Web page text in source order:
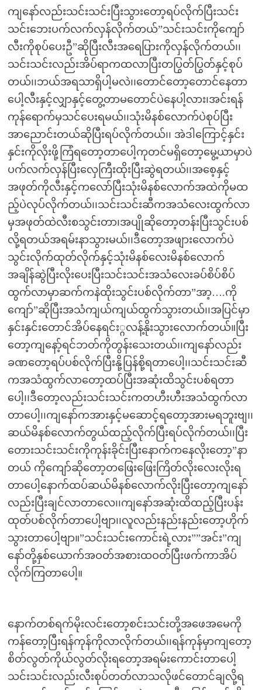
ကျနော်လည်းသင်းသင်းပြီးသွားတော့ရပ်လိုက်ပြီးသင်း
သင်းဘေးပက်လက်လှန်လိုက်တယ်”သင်းသင်းကိုကျော်
လီးကိုစုပ်ပေးဦ”ဆိုပြီးလီးအရေပြားကိုလှန်လိုက်တယ်၊၊
သင်းသင်းလည်းအိပ်ရာကထလာပြီးတပြွတ်ပြွတ်နှင့်စုပ်
တယ်၊၊ဘယ်အရသာရှိပါ့မလဲ၊၊တောင်တော့တောင်နေတာ
ပေါ့လီးနှင့်လျှာနှင့်တွေ့တာမတောင်ပဲနေပါ့လား၊အင်းရန်
ကုန်ရောက်မှသင်ပေးရမယ်၊၊သုံးမိနစ်လောက်ပဲစုပ်ပြီး
အာညောင်းတယ်ဆိုပြီးရပ်လိုက်တယ်၊၊ အဲဒါကြောင့်နှင်း
နှင်းကိုလိုးဖို့ကြံရတော့တာပေါ့ကုတင်မရှိတော့မွေ့ယာမှာပဲ
ပက်လက်လှန်ပြီးလှေကြီးထိုးပြီးဆွဲရတယ်၊၊အစေ့နှင့်
အဖုတ်ကိုလီးနှင့်ကလော်ပြီးသုံးမိနစ်လောက်အထဲကိုမထ
ည့်ပဲလုပ်လိုက်တယ်၊၊သင်းသင်းဆီကအသံလေးထွက်လာ
မှအဖုတ်ထဲလီးစသွင်းတာ၊အပျိုဆိုတော့တန်းပြီးသွင်းပစ်
လို့ရတယ်အရမ်းနာသွားမယ်၊၊ဒီတော့အဖျားလောက်ပဲ
သွင်းလိုက်ထုတ်လိုက်နှင့်သုံးမိနစ်လေးမိနစ်လောက်
အချိန်ဆွဲပြီးလိုးပေးပြီးသင်းသင်းအသံလေးခပ်စိပ်စိပ်
ထွက်လာမှာဆက်ကနဲထိုးသွင်းပစ်လိုက်တာ”အာ့….ကို
ကျော်”ဆိုပြီးအသံကျယ်ကျယ်ထွက်သွားတယ်၊၊အပြင်မှာ
နှင်းနှင်းတောင်အိပ်နေရင်း္ဂလန့်နိုးသွားလောက်တယ်။ပြီး
တော့ကျနော့်ရင်ဘတ်ကိုတွန်းသေးတယ်၊၊ကျနော်လည်း
ခဏတော့ရပ်ပစ်လိုက်ပြီးနို့ပြန်စို့ရတာပေါ့၊၊သင်းသင်းဆီ
ကအသံထွက်လာတော့ထပ်ပြီးအဆုံးထိသွင်းပစ်ရတာ
ပေါ့၊၊ဒီတော့လည်းသင်းသင်းကတဟီးဟီးအသံထွက်လာ
တာပေါ့၊၊ကျနော်ကအားနှင့်မဆောင့်ရတော့အားမရဘူးဗျ၊၊
ဆယ်မိနစ်လောက်တွယ်ထည့်လိုက်ပြီးရပ်လိုက်တယ်၊၊ပြီး
တေားသင်းသင်းကိုကုန်းခိုင်းပြီးနောက်ကနေလိုးတော့”နာ
တယ် ကိုကျော်ဆိုတော့တဖြေးဖြေးကြိတ်လိုးလေးလိုးရ
တာပေါ့နောက်ထပ်ဆယ်မိနစ်လောက်လိုးပြီးတော့ကျနော်
လည်းပြီးချင်လာတာလေ၊၊ကျနော်အဆုံးထိထည့်ပြီးပန်း
ထုတ်ပစ်လိုက်တာပေါ့ဗျာ၊၊လူလည်းနည်းနည်းတော့ဟိုက်
သွားတာပေါ့ဗျာ။”သင်းသင်းကောင်းရဲ့လား””အင်း”ကျ
နော်တို့နှစ်ယောက်အဝတ်အစားထဝတ်ပြီးဖက်ကာအိပ်
လိုက်ကြတာပေါ့။
နောက်တစ်ရက်မိုးလင်းတော့စင်းသင်းတို့အဖေအမေကို
ကန်တော့ပြီးရန်ကုန်ကိုလာလိုက်တယ်၊၊ရန်ကုန်မှာကျတော့
စိတ်လွတ်ကိုယ်လွတ်လိုးရတော့အရမ်းကောင်းတာပေါ့
သင်းသင်းလည်းလီးစုပ်တတ်လာသလိုဖင်တောင်ချလို့ရ